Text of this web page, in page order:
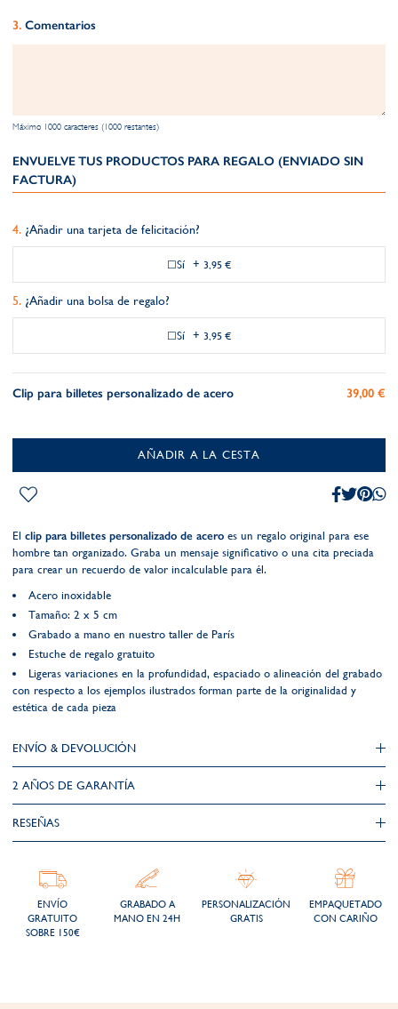
Comentarios
Máximo 1000 caracteres (1000 restantes)
ENVUELVE TUS PRODUCTOS PARA REGALO (ENVIADO SIN
FACTURA)
¿Añadir una tarjeta de felicitación?
Sí + 3,95 €
¿Añadir una bolsa de regalo?
Sí + 3,95 €
Clip para billetes personalizado de acero 39,00 €
AÑADIR A LA CESTA
El clip para billetes personalizado de acero es un regalo original para ese
hombre tan organizado. Graba un mensaje significativo o una cita preciada
para crear un recuerdo de valor incalculable para él.
Acero inoxidable
Tamaño: 2 x 5 cm
Grabado a mano en nuestro taller de París
Estuche de regalo gratuito
Ligeras variaciones en la profundidad, espaciado o alineación del grabado
con respecto a los ejemplos ilustrados forman parte de la originalidad y
estética de cada pieza
ENVÍO & DEVOLUCIÓN
2 AÑOS DE GARANTÍA​
RESEÑAS
ENVÍO
GRATUITO
SOBRE 150€
GRABADO A
MANO EN 24H
PERSONALIZACIÓN
GRATIS
EMPAQUETADO
CON CARIÑO